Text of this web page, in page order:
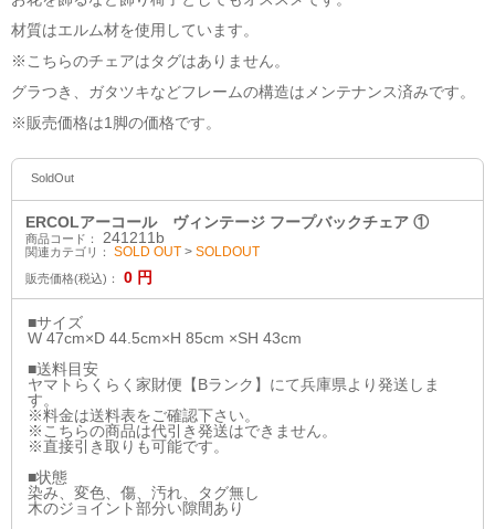
材質はエルム材を使用しています。
※こちらのチェアはタグはありません。
グラつき、ガタツキなどフレームの構造はメンテナンス済みです。
※販売価格は1脚の価格です。
SoldOut
ERCOLアーコール ヴィンテージ フープバックチェア ①
商品コード： 241211b
関連カテゴリ： SOLD OUT > SOLDOUT
販売価格(税込)： 0 円
■サイズ
W 47cm×D 44.5cm×H 85cm ×SH 43cm
■送料目安
ヤマトらくらく家財便【Bランク】にて兵庫県より発送しま
す。
※料金は送料表をご確認下さい。
※こちらの商品は代引き発送はできません。
※直接引き取りも可能です。
■状態
染み、変色、傷、汚れ、タグ無し
木のジョイント部分い隙間あり